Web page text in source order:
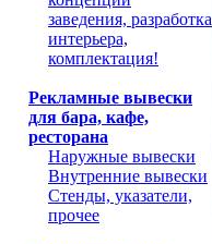
заведения, разработка
интерьера,
комплектация!
Рекламные вывески
для бара, кафе,
ресторана
Наружные вывески
Внутренние вывески
Стенды, указатели,
прочее